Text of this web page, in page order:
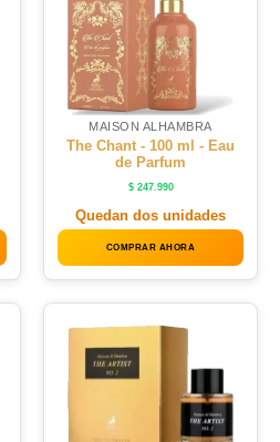
MAISON ALHAMBRA
The Chant - 100 ml - Eau
de Parfum
$247.990
Quedan dos unidades
COMPRAR AHORA